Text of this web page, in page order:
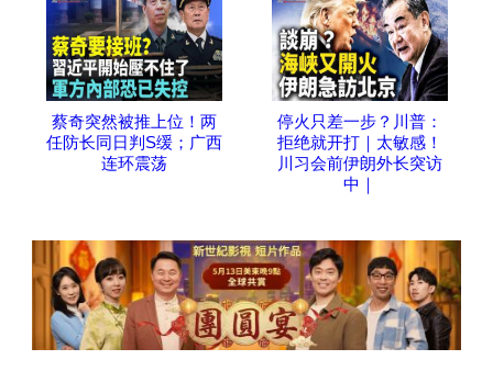
蔡奇突然被推上位！两
任防长同日判S缓；广西
连环震荡
停火只差一步？川普：
拒绝就开打｜太敏感！
川习会前伊朗外长突访
中｜